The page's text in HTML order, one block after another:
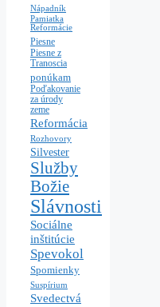
Nápadník
Pamiatka
Reformácie
Piesne
Piesne z
Tranoscia
ponúkam
Poďakovanie
za úrody
zeme
Reformácia
Rozhovory
Silvester
Služby
Božie
Slávnosti
Sociálne
inštitúcie
Spevokol
Spomienky
Suspírium
Svedectvá